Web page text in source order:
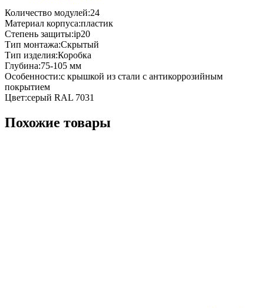
Количество модулей:24
Материал корпуса:пластик
Степень защиты:ip20
Тип монтажа:Скрытый
Тип изделия:Коробка
Глубина:75-105 мм
Особенности:с крышкой из стали с антикоррозийным
покрытием
Цвет:серый RAL 7031
Похожие товары